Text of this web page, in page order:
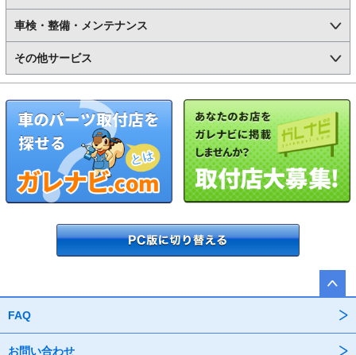
車検・整備・メンテナンス
その他サービス
FAQ
お問い合わせ